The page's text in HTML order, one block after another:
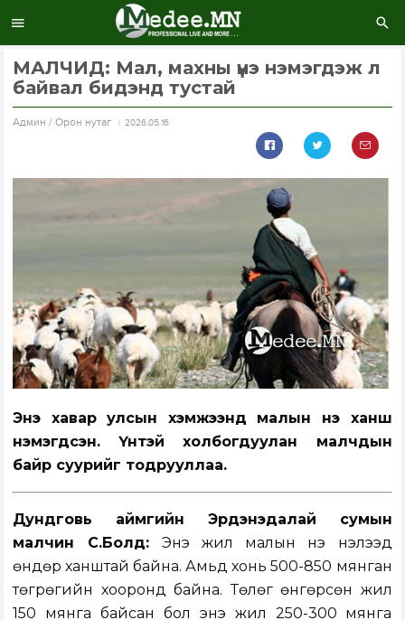
МАЛЧИД: Мал, махны үнэ нэмэгдэж л
байвал бидэнд тустай
Aдмин / Орон нутаг 2026.05.16
Энэ хавар улсын хэмжээнд малын үнэ ханш
нэмэгдсэн. Үүнтэй холбогдуулан малчдын
байр суурийг тодрууллаа.
Дундговь аймгийн Эрдэнэдалай сумын
малчин С.Болд: Энэ жил малын үнэ нэлээд
өндөр ханштай байна. Амьд хонь 500-850 мянган
төгрөгийн хооронд байна. Төлөг өнгөрсөн жил
150 мянга байсан бол энэ жил 250-300 мянга